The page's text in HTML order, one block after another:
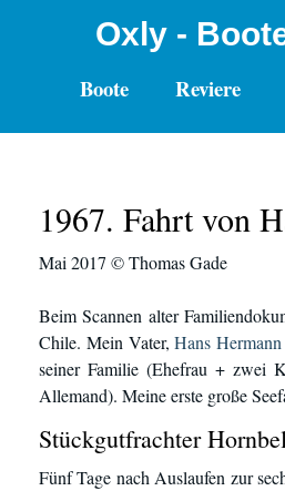
Oxly -
Boote Reviere
1967. Fahrt von
Mai 2017 © Thomas Gade
Beim Scannen alter
Chile. Mein Vater,Hans
seiner Familie (Ehefrau + zwei
Allemand). Meine erste große
Stückgutfrachter
Fünf Tage nach Auslaufen zur